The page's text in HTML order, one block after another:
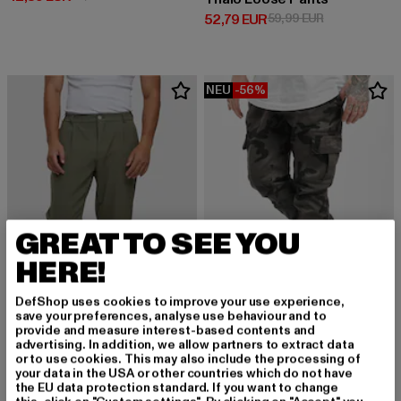
52,79 EUR
Derzeitiger Preis: 52,79 EUR
59,99 EURAktionspreis:
2Y PREMIUM
Pepe
NEU -56%
URBAN CLASSICS
Camo
24,20 EUR
Derzeitiger Preis: 24,20 EUR
54,99 EUR Aktionspreis:
GREAT TO SEE YOU
HERE!
DefShop uses cookies to improve your use experience,
save your preferences, analyse use behaviour and to
provide and measure interest-based contents and
advertising. In addition, we allow partners to extract data
or to use cookies. This may also include the processing of
your data in the USA or other countries which do not have
the EU data protection standard. If you want to change